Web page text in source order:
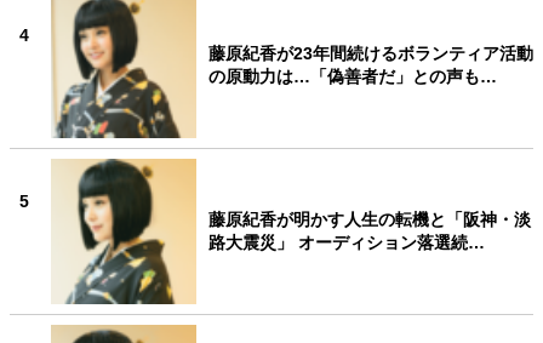
4
藤原紀香が23年間続けるボランティア活動
の原動力は…「偽善者だ」との声も…
5
藤原紀香が明かす人生の転機と「阪神・淡
路大震災」 オーディション落選続…